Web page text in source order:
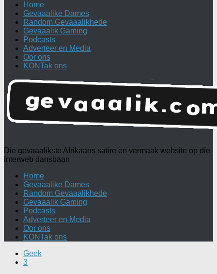
Home
Gevaaalike Dames
Random Gevaaalikhede
Gevaaalik Gaming
Podcasts
Adverteer en Media
Oor ons
KONTak ons
Die gevaaalikste Afrikaans satire en vermaak website op die
interweb dansbaan
Home
Gevaaalike Dames
Random Gevaaalikhede
Gevaaalik Gaming
Podcasts
Adverteer en Media
Oor ons
KONTak ons
Geek
3